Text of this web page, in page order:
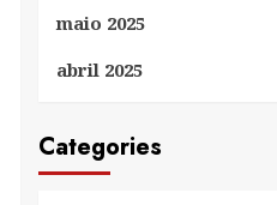
maio 2025
abril 2025
Categories